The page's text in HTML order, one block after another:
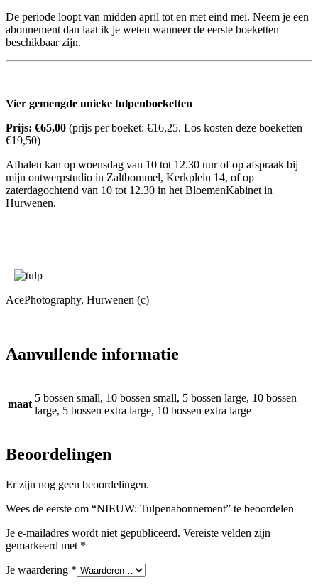
De periode loopt van midden april tot en met eind mei. Neem je een
abonnement dan laat ik je weten wanneer de eerste boeketten
beschikbaar zijn.
Vier gemengde unieke tulpenboeketten
Prijs: €65,00 (prijs per boeket: €16,25. Los kosten deze boeketten
€19,50)
Afhalen kan op woensdag van 10 tot 12.30 uur of op afspraak bij
mijn ontwerpstudio in Zaltbommel, Kerkplein 14, of op
zaterdagochtend van 10 tot 12.30 in het BloemenKabinet in
Hurwenen.
AcePhotography, Hurwenen (c)
Aanvullende informatie
maat
5 bossen small, 10 bossen small, 5 bossen large, 10 bossen
large, 5 bossen extra large, 10 bossen extra large
Beoordelingen
Er zijn nog geen beoordelingen.
Wees de eerste om “NIEUW: Tulpenabonnement” te beoordelen
Je e-mailadres wordt niet gepubliceerd. Vereiste velden zijn
gemarkeerd met *
Je waardering *